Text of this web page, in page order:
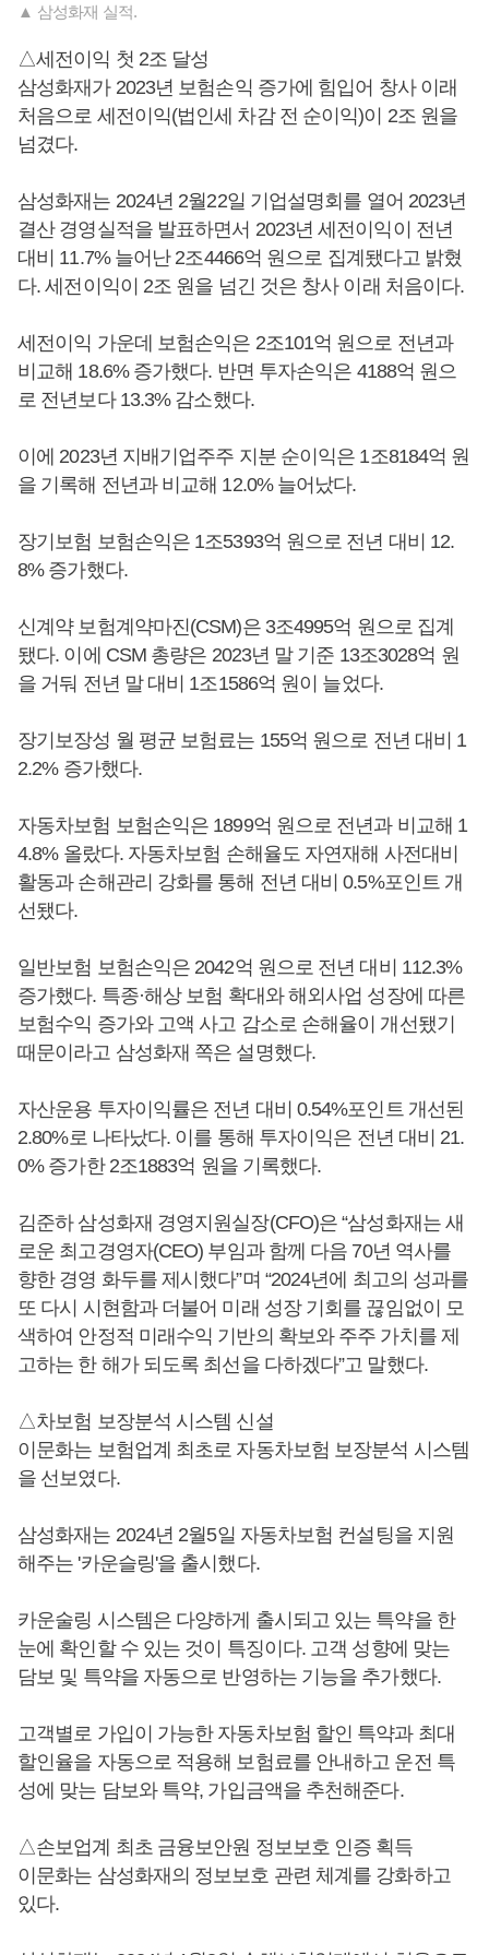
▲ 삼성화재 실적.
△세전이익 첫 2조 달성
삼성화재가 2023년 보험손익 증가에 힘입어 창사 이래
처음으로 세전이익(법인세 차감 전 순이익)이 2조 원을
넘겼다.
삼성화재는 2024년 2월22일 기업설명회를 열어 2023년
결산 경영실적을 발표하면서 2023년 세전이익이 전년
대비 11.7% 늘어난 2조4466억 원으로 집계됐다고 밝혔
다. 세전이익이 2조 원을 넘긴 것은 창사 이래 처음이다.
세전이익 가운데 보험손익은 2조101억 원으로 전년과
비교해 18.6% 증가했다. 반면 투자손익은 4188억 원으
로 전년보다 13.3% 감소했다.
이에 2023년 지배기업주주 지분 순이익은 1조8184억 원
을 기록해 전년과 비교해 12.0% 늘어났다.
장기보험 보험손익은 1조5393억 원으로 전년 대비 12.
8% 증가했다.
신계약 보험계약마진(CSM)은 3조4995억 원으로 집계
됐다. 이에 CSM 총량은 2023년 말 기준 13조3028억 원
을 거둬 전년 말 대비 1조1586억 원이 늘었다.
장기보장성 월 평균 보험료는 155억 원으로 전년 대비 1
2.2% 증가했다.
자동차보험 보험손익은 1899억 원으로 전년과 비교해 1
4.8% 올랐다. 자동차보험 손해율도 자연재해 사전대비
활동과 손해관리 강화를 통해 전년 대비 0.5%포인트 개
선됐다.
일반보험 보험손익은 2042억 원으로 전년 대비 112.3%
증가했다. 특종·해상 보험 확대와 해외사업 성장에 따른
보험수익 증가와 고액 사고 감소로 손해율이 개선됐기
때문이라고 삼성화재 쪽은 설명했다.
자산운용 투자이익률은 전년 대비 0.54%포인트 개선된
2.80%로 나타났다. 이를 통해 투자이익은 전년 대비 21.
0% 증가한 2조1883억 원을 기록했다.
김준하 삼성화재 경영지원실장(CFO)은 “삼성화재는 새
로운 최고경영자(CEO) 부임과 함께 다음 70년 역사를
향한 경영 화두를 제시했다”며 “2024년에 최고의 성과를
또 다시 시현함과 더불어 미래 성장 기회를 끊임없이 모
색하여 안정적 미래수익 기반의 확보와 주주 가치를 제
고하는 한 해가 되도록 최선을 다하겠다”고 말했다.
△차보험 보장분석 시스템 신설
이문화는 보험업계 최초로 자동차보험 보장분석 시스템
을 선보였다.
삼성화재는 2024년 2월5일 자동차보험 컨설팅을 지원
해주는 '카운슬링'을 출시했다.
카운술링 시스템은 다양하게 출시되고 있는 특약을 한
눈에 확인할 수 있는 것이 특징이다. 고객 성향에 맞는
담보 및 특약을 자동으로 반영하는 기능을 추가했다.
고객별로 가입이 가능한 자동차보험 할인 특약과 최대
할인율을 자동으로 적용해 보험료를 안내하고 운전 특
성에 맞는 담보와 특약, 가입금액을 추천해준다.
△손보업계 최초 금융보안원 정보보호 인증 획득
이문화는 삼성화재의 정보보호 관련 체계를 강화하고
있다.